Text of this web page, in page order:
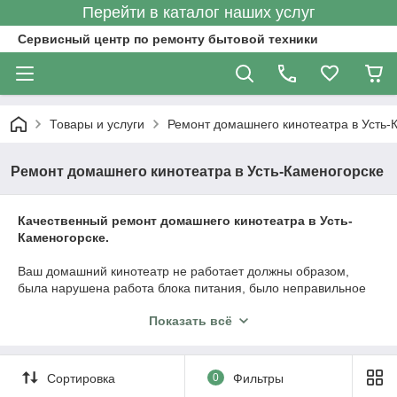
Перейти в каталог наших услуг
Сервисный центр по ремонту бытовой техники
Товары и услуги Ремонт домашнего кинотеатра в Усть-
Ремонт домашнего кинотеатра в Усть-Каменогорске
Качественный ремонт домашнего кинотеатра в Усть-
Каменогорске.
Ваш домашний кинотеатр не работает должны образом,
была нарушена работа блока питания, было неправильное
Вы можете не переживать об этом и не искать новую - наш
качественный и надежный ремонт домашнего кинотеатра.
Работаем в кратчайшие сроки!
Проведем
бесплатную диагностику
, исправим все
Показать всё
Сортировка 0 Фильтры